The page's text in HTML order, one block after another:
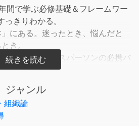
間で学ぶ必修基礎＆フレームワー
きりわかる。
にある。迷ったとき、悩んだと
き。
きたいビジネスパーソンの必携バ
、迷ってしまったとき。
何が正しいのかわからなくなった
ジャンル
組織論